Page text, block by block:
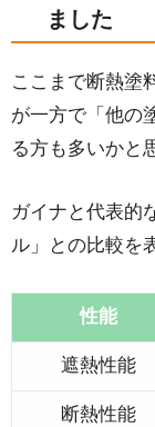
ました
ここまで断熱塗
が一方で「他の
る方も多いかと
ガイナと代表的
ル」との比較を
性能
遮熱性能
断熱性能